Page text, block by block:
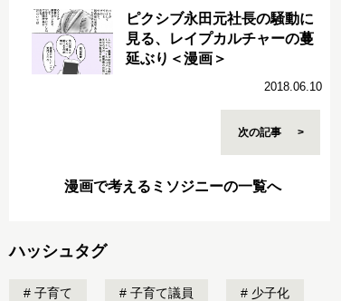
ピクシブ永田元社長の騒動に
見る、レイプカルチャーの蔓
延ぶり＜漫画＞
2018.06.10
次の記事
漫画で考えるミソジニーの一覧へ
ハッシュタグ
子育て 子育て議員 少子化